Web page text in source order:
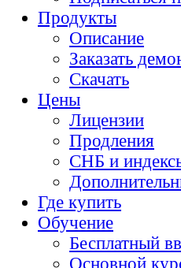
Продукты
Описание
Заказать
Скачать
Цены
Лицензии
Продления
СНБ и
Где купить
Обучение
Бесплатный
Основной